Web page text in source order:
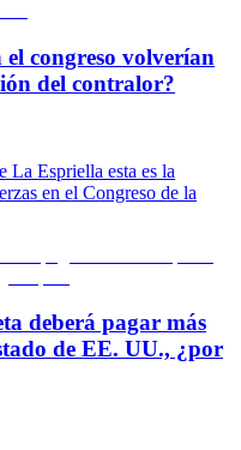
congreso volverían
del contralor?
La Espriella esta es la
en el Congreso de la
deberá pagar más
de EE. UU., ¿por